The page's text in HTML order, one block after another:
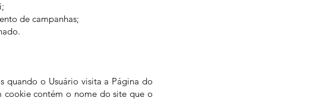
de campanhas;
quando o Usuário visita a Página do
cookie contém o nome do site que o